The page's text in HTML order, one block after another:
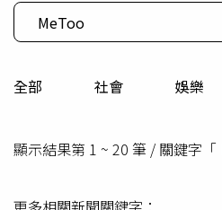
全部 社會 娛樂
顯示結果第 1 ~ 20 筆 / 關鍵字「